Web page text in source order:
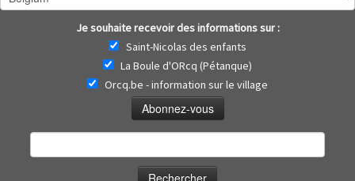
Je souhaite recevoir des informations sur :
Saint-Nicolas des enfants
La Boule d'ORcq (Pétanque)
Orcq.be - information sur le village